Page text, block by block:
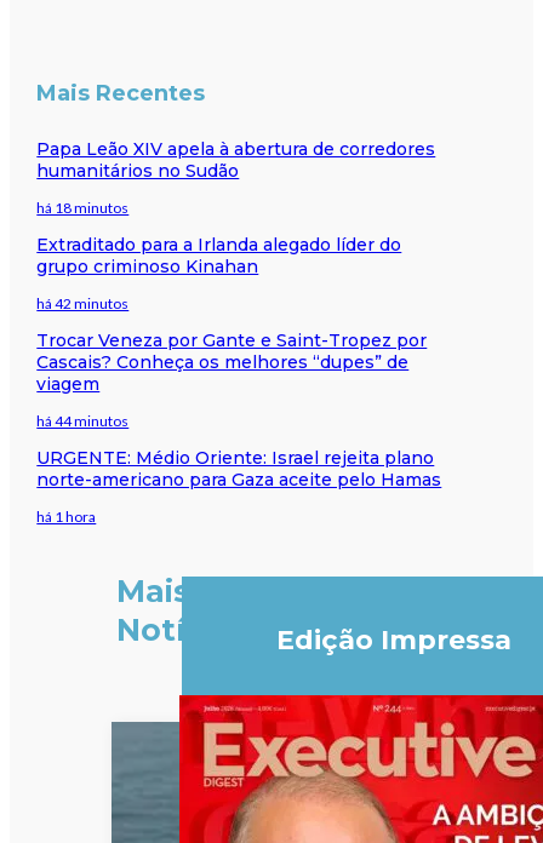
Mais Recentes
Papa Leão XIV apela à abertura de corredores
humanitários no Sudão
há 18 minutos
Extraditado para a Irlanda alegado líder do
grupo criminoso Kinahan
há 42 minutos
Trocar Veneza por Gante e Saint-Tropez por
Cascais? Conheça os melhores “dupes” de
viagem
há 44 minutos
URGENTE: Médio Oriente: Israel rejeita plano
norte-americano para Gaza aceite pelo Hamas
há 1 hora
Mais
Notícias
Edição Impressa